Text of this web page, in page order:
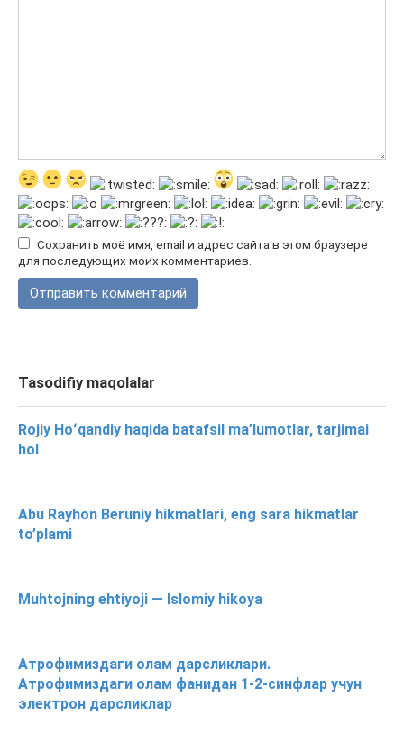
Сохранить моё имя, email и адрес сайта в этом браузере
для последующих моих комментариев.
Tasodifiy maqolalar
Rojiy Hoʻqandiy haqida batafsil ma’lumotlar, tarjimai
hol
Abu Rayhon Beruniy hikmatlari, eng sara hikmatlar
to’plami
Muhtojning ehtiyoji — Islomiy hikoya
Атрофимиздаги олам дарсликлари.
Атрофимиздаги олам фанидан 1-2-синфлар учун
электрон дарсликлар